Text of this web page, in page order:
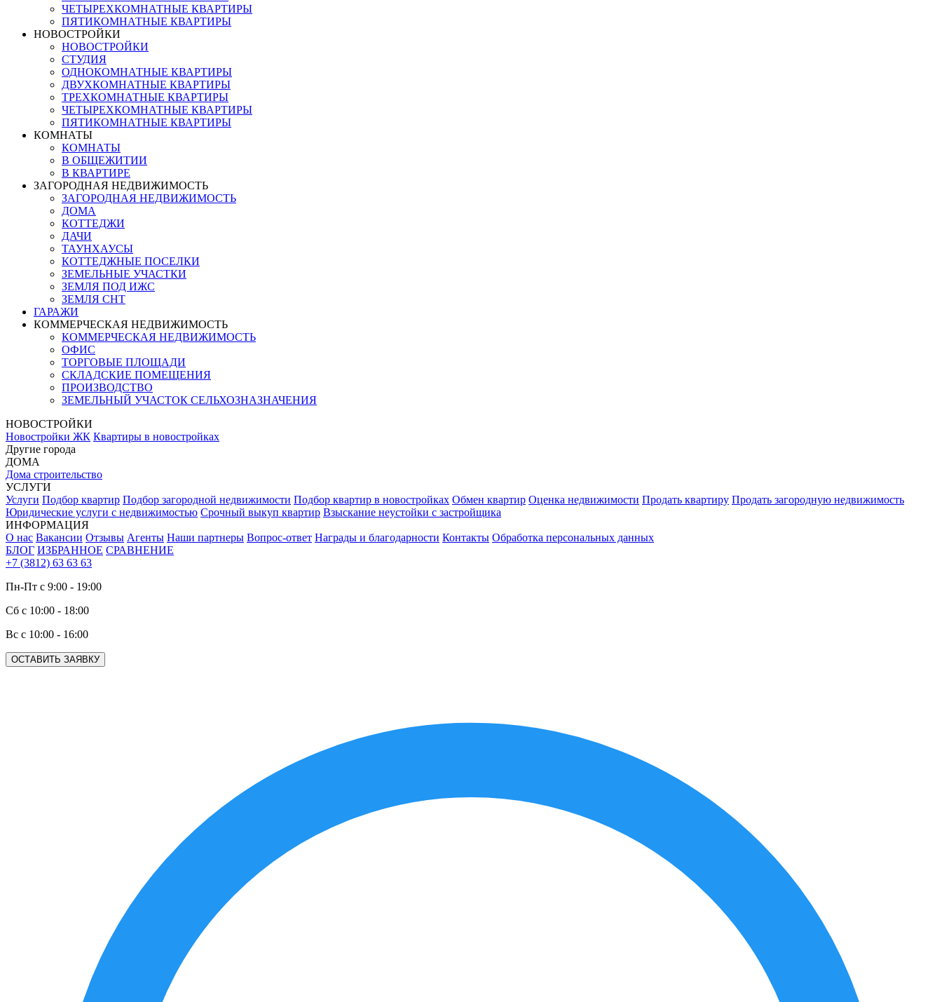
ЧЕТЫРЕХКОМНАТНЫЕ КВАРТИРЫ
ПЯТИКОМНАТНЫЕ КВАРТИРЫ
НОВОСТРОЙКИ
НОВОСТРОЙКИ
СТУДИЯ
ОДНОКОМНАТНЫЕ КВАРТИРЫ
ДВУХКОМНАТНЫЕ КВАРТИРЫ
ТРЕХКОМНАТНЫЕ КВАРТИРЫ
ЧЕТЫРЕХКОМНАТНЫЕ КВАРТИРЫ
ПЯТИКОМНАТНЫЕ КВАРТИРЫ
КОМНАТЫ
КОМНАТЫ
В ОБЩЕЖИТИИ
В КВАРТИРЕ
ЗАГОРОДНАЯ НЕДВИЖИМОСТЬ
ЗАГОРОДНАЯ НЕДВИЖИМОСТЬ
ДОМА
КОТТЕДЖИ
ДАЧИ
ТАУНХАУСЫ
КОТТЕДЖНЫЕ ПОСЕЛКИ
ЗЕМЕЛЬНЫЕ УЧАСТКИ
ЗЕМЛЯ ПОД ИЖС
ЗЕМЛЯ СНТ
ГАРАЖИ
КОММЕРЧЕСКАЯ НЕДВИЖИМОСТЬ
КОММЕРЧЕСКАЯ НЕДВИЖИМОСТЬ
ОФИС
ТОРГОВЫЕ ПЛОЩАДИ
СКЛАДСКИЕ ПОМЕЩЕНИЯ
ПРОИЗВОДСТВО
ЗЕМЕЛЬНЫЙ УЧАСТОК СЕЛЬХОЗНАЗНАЧЕНИЯ
НОВОСТРОЙКИ
Новостройки ЖК Квартиры в новостройках
Другие города
ДОМА
Дома строительство
УСЛУГИ
Услуги Подбор квартир Подбор загородной недвижимости Подбор квартир в новостройках Обмен квартир Оценка недвижимости Продать квартиру Продать загородную недвижимость
Юридические услуги с недвижимостью Срочный выкуп квартир Взыскание неустойки с застройщика
ИНФОРМАЦИЯ
О нас Вакансии Отзывы Агенты Наши партнеры Вопрос-ответ Награды и благодарности Контакты Обработка персональных данных
БЛОГ ИЗБРАННОЕ СРАВНЕНИЕ
+7 (3812) 63 63 63
Пн-Пт с 9:00 - 19:00
Сб с 10:00 - 18:00
Вс с 10:00 - 16:00
ОСТАВИТЬ ЗАЯВКУ